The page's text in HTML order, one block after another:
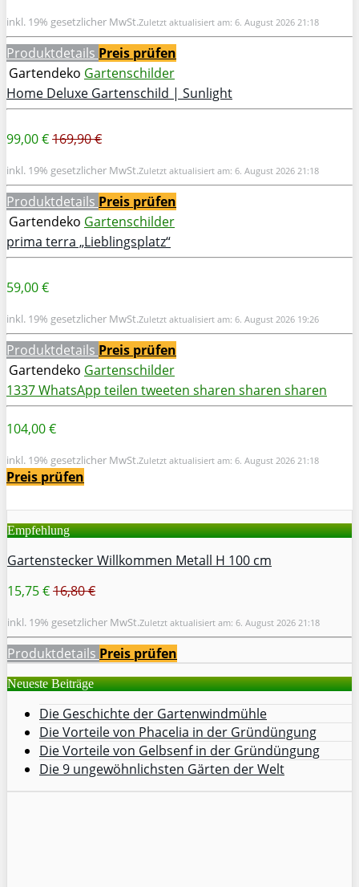
inkl. 19% gesetzlicher MwSt.Zuletzt aktualisiert am: 6. August 2026 21:18
Produktdetails Preis prüfen
Gartendeko Gartenschilder
Home Deluxe Gartenschild | Sunlight
99,00 €169,90 €
inkl. 19% gesetzlicher MwSt.Zuletzt aktualisiert am: 6. August 2026 21:18
Produktdetails Preis prüfen
Gartendeko Gartenschilder
prima terra „Lieblingsplatz“
59,00 €
inkl. 19% gesetzlicher MwSt.Zuletzt aktualisiert am: 6. August 2026 19:26
Produktdetails Preis prüfen
Gartendeko Gartenschilder
1337WhatsApp teilen tweeten sharen sharen sharen
104,00 €
inkl. 19% gesetzlicher MwSt.Zuletzt aktualisiert am: 6. August 2026 21:18
Preis prüfen
Empfehlung
Gartenstecker Willkommen Metall H 100 cm
15,75 €16,80 €
inkl. 19% gesetzlicher MwSt.Zuletzt aktualisiert am: 6. August 2026 21:18
Produktdetails Preis prüfen
Neueste Beiträge
Die Geschichte der Gartenwindmühle
Die Vorteile von Phacelia in der Gründüngung
Die Vorteile von Gelbsenf in der Gründüngung
Die 9 ungewöhnlichsten Gärten der Welt